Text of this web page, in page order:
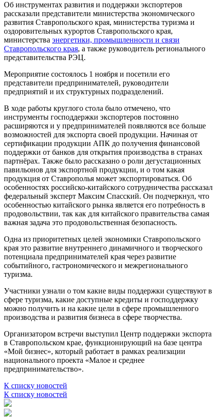
Об инструментах развития и поддержки экспортеров
рассказали представители министерства экономического
развития Ставропольского края, министерства туризма и
оздоровительных курортов Ставропольского края,
министерства энергетики, промышленности и связи
Ставропольского края, а также руководитель регионального
представительства РЭЦ.
Мероприятие состоялось 1 ноября и посетили его
представители предпринимателей, руководители
предприятий и их структурных подразделений.
В ходе работы круглого стола было отмечено, что
инструменты господдержки экспортеров постоянно
расширяются и у предпринимателей появляются все больше
возможностей для экспорта своей продукции. Начиная от
сертификации продукции АПК до получения финансовой
поддержки от банков для открытия производства в странах
партнёрах. Также было рассказано о роли дегустационных
павильонов для экспортной продукции, и о том какая
продукция от Ставрополья может экспортироваться. Об
особенностях российско-китайского сотрудничества рассказал
федеральный эксперт Максим Спасский. Он подчеркнул, что
особенностью китайского рынка является его потребность в
продовольствии, так как для китайского правительства самая
важная задача это продовольственная безопасность.
Одна из приоритетных целей экономики Ставропольского
края это развитие внутреннего динамичного и творческого
потенциала предпринимателей края через развитие
событийного, гастрономического и межрегионального
туризма.
Участники узнали о том какие виды поддержки существуют в
сфере туризма, какие доступные кредиты и господдержку
можно получить и на какие цели в сфере промышленного
производства и развития бизнеса в сфере творчества.
Организатором встречи выступил Центр поддержки экспорта
в Ставропольском крае, функционирующий на базе центра
«Мой бизнес», который работает в рамках реализации
национального проекта «Малое и среднее
предпринимательство».
К списку новостей
К списку новостей